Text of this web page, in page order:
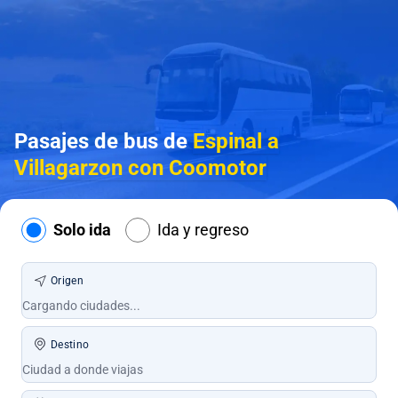
Pasajes de bus deEspinal a
Villagarzon con Coomotor
Solo ida Ida y regreso
Origen
Destino